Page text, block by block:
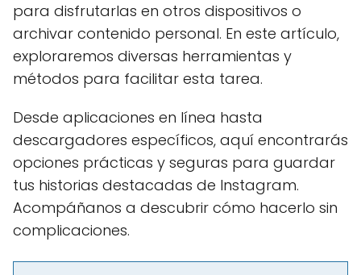
para disfrutarlas en otros dispositivos o
archivar contenido personal. En este artículo,
exploraremos diversas herramientas y
métodos para facilitar esta tarea.
Desde aplicaciones en línea hasta
descargadores específicos, aquí encontrarás
opciones prácticas y seguras para guardar
tus historias destacadas de Instagram.
Acompáñanos a descubrir cómo hacerlo sin
complicaciones.